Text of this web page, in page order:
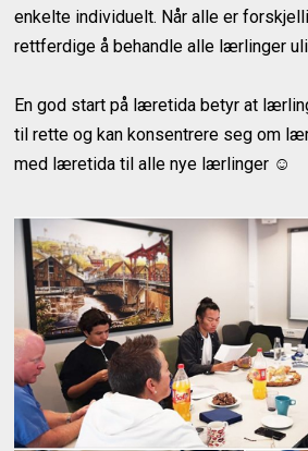
enkelte individuelt. Når alle er
rettferdige å behandle alle lærlinger
En god start på læretida betyr at
til rette og kan konsentrere seg om
med læretida til alle nye lærlinger ☺